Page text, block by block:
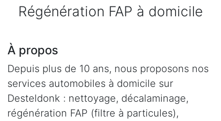
Régénération FAP à domicile
À propos
Depuis plus de 10 ans, nous proposons nos
services automobiles à domicile sur
Desteldonk : nettoyage, décalaminage,
régénération FAP (filtre à particules),